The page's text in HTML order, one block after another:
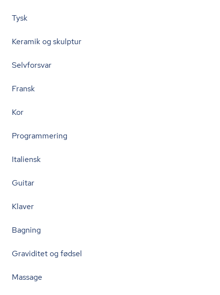
Tysk
Keramik og skulptur
Selvforsvar
Fransk
Kor
Programmering
Italiensk
Guitar
Klaver
Bagning
Graviditet og fødsel
Massage